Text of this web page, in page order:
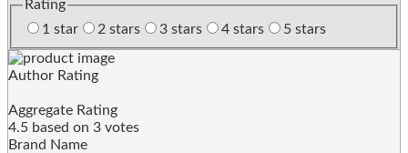
Rating
1 star
2 stars 3 stars 4 stars 5 stars
Author Rating
Aggregate Rating
4.5 based on 3 votes
Brand Name